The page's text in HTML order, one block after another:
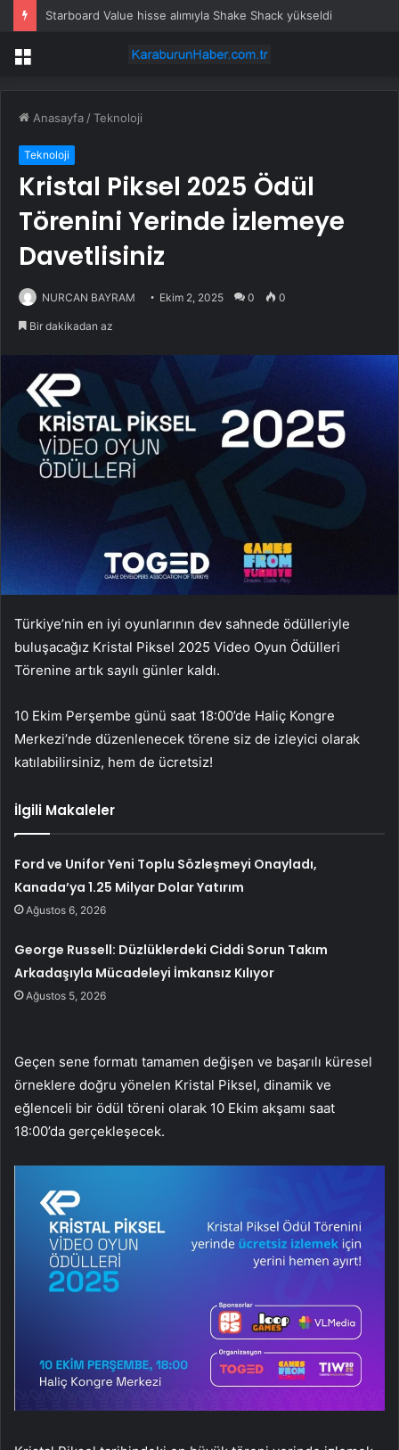
Starboard Value hisse alımıyla Shake Shack yükseldi
Menü
Anasayfa /Teknoloji
Teknoloji
Kristal Piksel 2025 Ödül
Törenini Yerinde İzlemeye
Davetlisiniz
NURCAN BAYRAM Ekim 2, 2025 0 0
Bir dakikadan az
Türkiye’nin en iyi oyunlarının dev sahnede ödülleriyle
buluşacağız Kristal Piksel 2025 Video Oyun Ödülleri
Törenine artık sayılı günler kaldı.
10 Ekim Perşembe günü saat 18:00’de Haliç Kongre
Merkezi’nde düzenlenecek törene siz de izleyici olarak
katılabilirsiniz, hem de ücretsiz!
İlgili Makaleler
Ford ve Unifor Yeni Toplu Sözleşmeyi Onayladı,
Kanada’ya 1.25 Milyar Dolar Yatırım
Ağustos 6, 2026
George Russell: Düzlüklerdeki Ciddi Sorun Takım
Arkadaşıyla Mücadeleyi İmkansız Kılıyor
Ağustos 5, 2026
Geçen sene formatı tamamen değişen ve başarılı küresel
örneklere doğru yönelen Kristal Piksel, dinamik ve
eğlenceli bir ödül töreni olarak 10 Ekim akşamı saat
18:00’da gerçekleşecek.